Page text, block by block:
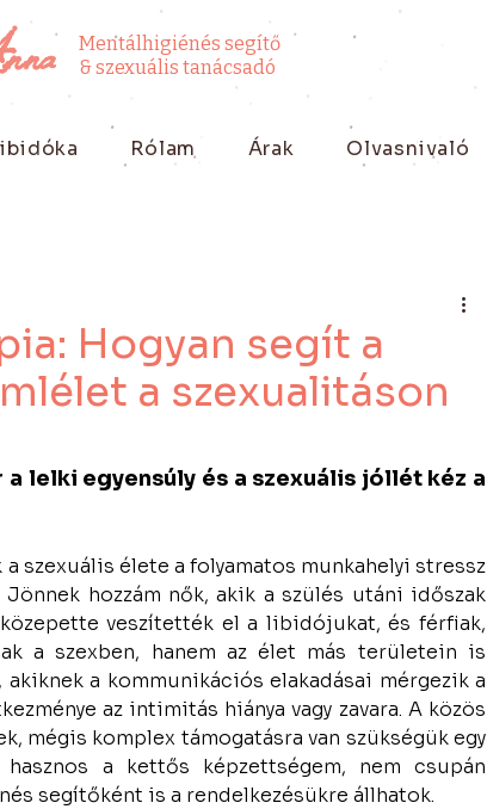
Mentálhigiénés segítő
& szexuális tanácsadó
Rólam Árak Olvasnivaló
Hogyan segít a
a szexualitáson
lelki egyensúly és a szexuális jóllét kéz a
szexuális élete a folyamatos munkahelyi stressz
hozzám nők, akik a szülés utáni időszak
veszítették el a libidójukat, és férfiak,
a szexben, hanem az élet más területein is
a kommunikációs elakadásai mérgezik a
az intimitás hiánya vagy zavara. A közös
mégis komplex támogatásra van szükségük egy
hasznos a kettős képzettségem, nem csupán
segítőként is a rendelkezésükre állhatok.